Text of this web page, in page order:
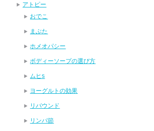
アトピー
おでこ
まぶた
ホメオパシー
ボディーソープの選び方
ムヒs
ヨーグルトの効果
リバウンド
リンパ節